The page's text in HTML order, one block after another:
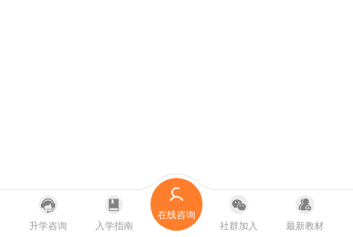
升学咨询 入学指南
在线咨询
社群加入
最新教材